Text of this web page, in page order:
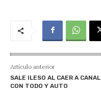
Artículo anterior
SALE ILESO AL CAER A CANAL
CON TODO Y AUTO